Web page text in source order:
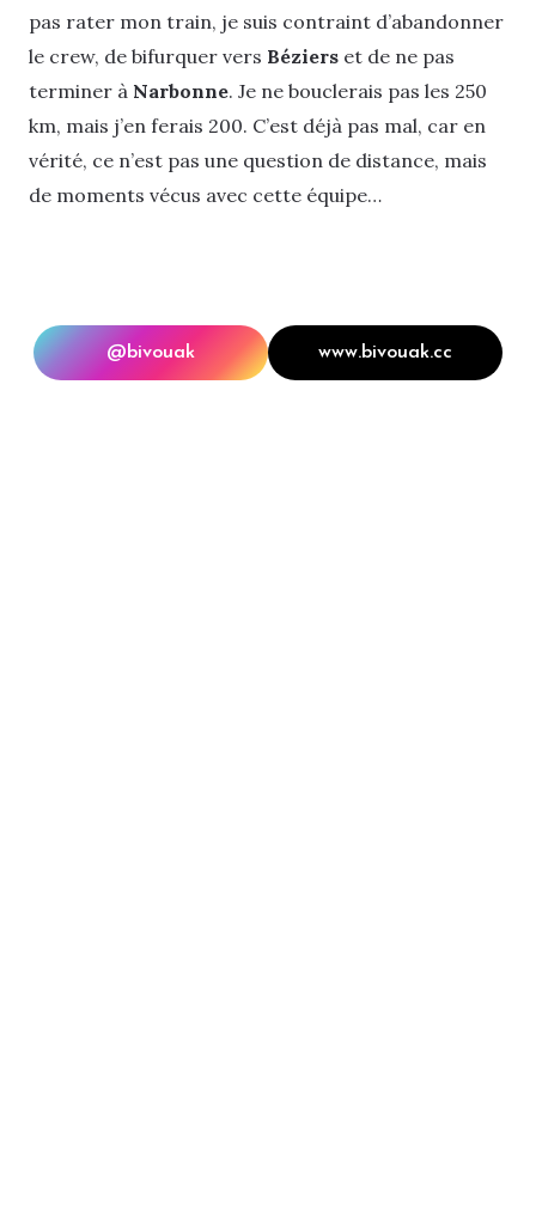
pas rater mon train, je suis contraint d’abandonner
le crew, de bifurquer vers Béziers et de ne pas
terminer à Narbonne. Je ne bouclerais pas les 250
km, mais j’en ferais 200. C’est déjà pas mal, car en
vérité, ce n’est pas une question de distance, mais
de moments vécus avec cette équipe…
@bivouak www.bivouak.cc